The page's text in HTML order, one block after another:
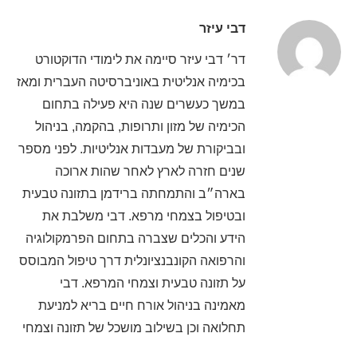
דבי עיזר
דר׳ דבי עיזר סיימה את לימודי הדוקטורט
בכימיה אנליטית באוניברסיטה העברית ומאז
במשך כעשרים שנה היא פעילה בתחום
הכימיה של מזון ותרופות, בהקמה, בניהול
ובביקורת של מעבדות אנליטיות. לפני מספר
שנים חזרה לארץ לאחר שהות ארוכה
בארה״ב והתמחתה ברידמן בתזונה טבעית
ובטיפול בצמחי מרפא. דבי משלבת את
הידע והכלים שצברה בתחום הפרמקולוגיה
והרפואה הקונבנציונלית דרך טיפול המבוסס
על תזונה טבעית וצמחי המרפא. דבי
מאמינה בניהול אורח חיים בריא למניעת
תחלואה וכן בשילוב מושכל של תזונה וצמחי